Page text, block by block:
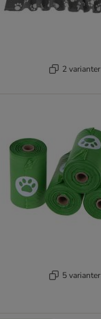
2 varianter
5 varianter